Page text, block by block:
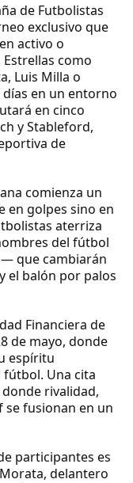
de Futbolistas
exclusivo que
activo o
como
Luis Milla o
en un entorno
en cinco
y Stableford,
de
comienza un
en golpes sino en
aterriza
del fútbol
que cambiarán
el balón por palos
Financiera de
de mayo, donde
espíritu
Una cita
rivalidad,
fusionan en un
participantes es
delantero